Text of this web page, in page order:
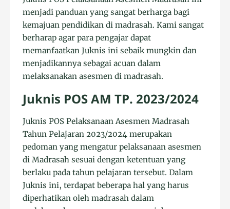
menjadi panduan yang sangat berharga bagi
kemajuan pendidikan di madrasah. Kami sangat
berharap agar para pengajar dapat
memanfaatkan Juknis ini sebaik mungkin dan
menjadikannya sebagai acuan dalam
melaksanakan asesmen di madrasah.
Juknis POS AM TP. 2023/2024
Juknis POS Pelaksanaan Asesmen Madrasah
Tahun Pelajaran 2023/2024 merupakan
pedoman yang mengatur pelaksanaan asesmen
di Madrasah sesuai dengan ketentuan yang
berlaku pada tahun pelajaran tersebut. Dalam
Juknis ini, terdapat beberapa hal yang harus
diperhatikan oleh madrasah dalam